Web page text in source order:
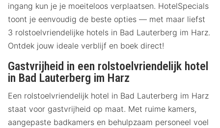
ingang kun je je moeiteloos verplaatsen. HotelSpecials
toont je eenvoudig de beste opties — met maar liefst
3 rolstoelvriendelijke hotels in Bad Lauterberg im Harz.
Ontdek jouw ideale verblijf en boek direct!
Gastvrijheid in een rolstoelvriendelijk hotel
in Bad Lauterberg im Harz
Een rolstoelvriendelijk hotel in Bad Lauterberg im Harz
staat voor gastvrijheid op maat. Met ruime kamers,
aangepaste badkamers en behulpzaam personeel voel